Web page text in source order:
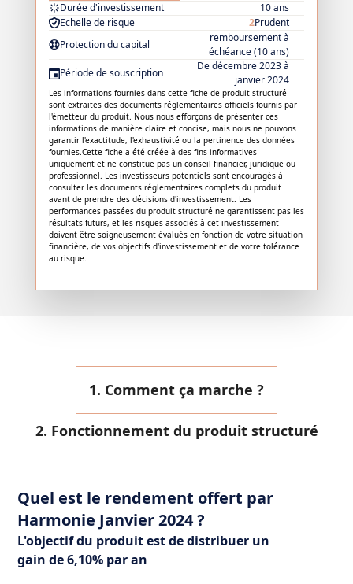
Durée d'investissement
10 ans
Echelle de risque
2Prudent
Protection du capital
remboursement à
échéance (10 ans)
Période de souscription
De décembre 2023 à
janvier 2024
Les informations fournies dans cette fiche de produit structuré
sont extraites des documents réglementaires officiels fournis par
l'émetteur du produit. Nous nous efforçons de présenter ces
informations de manière claire et concise, mais nous ne pouvons
garantir l'exactitude, l'exhaustivité ou la pertinence des données
fournies.Cette fiche a été créée à des fins informatives
uniquement et ne constitue pas un conseil financier, juridique ou
professionnel. Les investisseurs potentiels sont encouragés à
consulter les documents réglementaires complets du produit
avant de prendre des décisions d'investissement. Les
performances passées du produit structuré ne garantissent pas les
résultats futurs, et les risques associés à cet investissement
doivent être soigneusement évalués en fonction de votre situation
financière, de vos objectifs d'investissement et de votre tolérance
au risque.
1. Comment ça marche ?
2. Fonctionnement du produit structuré
Quel est le rendement offert par
Harmonie Janvier 2024 ?
L'objectif du produit est de distribuer un
gain de 6,10% par an